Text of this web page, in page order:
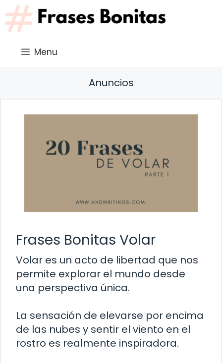
Saltar
al
contenido
Menu
Anuncios
Frases Bonitas Volar
Volar es un acto de libertad que nos
permite explorar el mundo desde
una perspectiva única.
La sensación de elevarse por encima
de las nubes y sentir el viento en el
rostro es realmente inspiradora.